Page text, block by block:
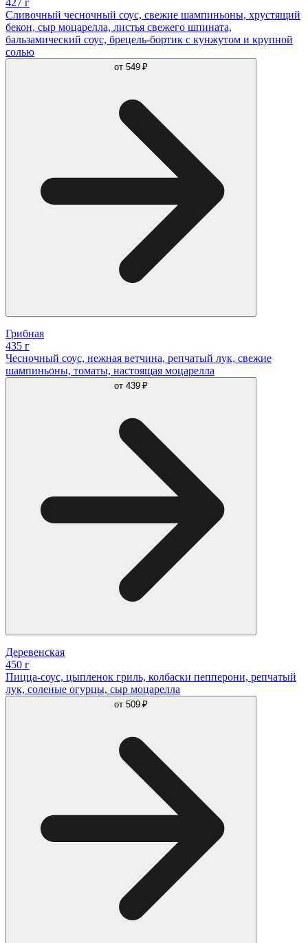
427 г
Сливочный чесночный соус, свежие шампиньоны, хрустящий
бекон, cыр моцарелла, листья свежего шпината,
бальзамический соус, брецель-бортик с кунжутом и крупной
солью
от 549 ₽
Грибная
435 г
Чесночный соус, нежная ветчина, репчатый лук, свежие
шампиньоны, томаты, настоящая моцарелла
от 439 ₽
Деревенская
450 г
Пицца-соус, цыпленок гриль, колбаски пепперони, репчатый
лук, соленые огурцы, сыр моцарелла
от 509 ₽